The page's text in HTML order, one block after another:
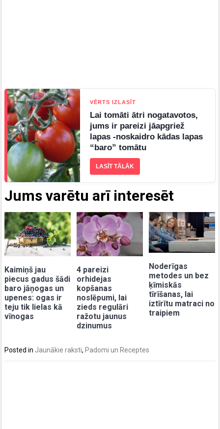
Jums varētu arī interesēt
Kaimiņš jau
piecus gadus šādi
baro jāņogas un
upenes: ogas ir
teju tik lielas kā
vīnogas
4 pareizi
orhidejas
kopšanas
noslēpumi, lai
zieds regulāri
ražotu jaunus
dzinumus
Noderīgas
metodes un bez
ķīmiskās
tīrīšanas, lai
iztīrītu matraci no
traipiem
VĒRTS IZLASĪT
Lai tomāti ātri nogatavotos,
jums ir pareizi jāapgriež
lapas -noskaidro kādas lapas
“baro” tomātu
LASĪT TĀLĀK
Posted in Jaunākie raksti, Padomi un Receptes